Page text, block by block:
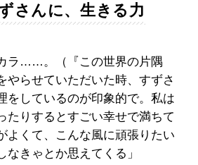
さんに、生きる力
ラ……。（『この世界の片隅
やらせていただいた時、すずさ
をしているのが印象的で。私は
たりするとすごい幸せで満ちて
よくて、こんな風に頑張りたい
なきゃとか思えてくる」